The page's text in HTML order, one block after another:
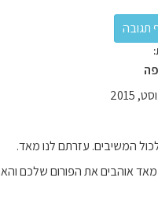
המשיבים. עזרתם לנו מאד.
מאד אוהבים את הפורום שלכם